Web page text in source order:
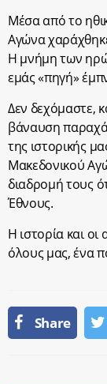
Μέσα από το
Αγώνα
Η μνήμη των
εμάς «πηγή»
Δεν δεχόμαστε,
βάναυση
της ιστορικής
Μακεδονικού
διαδρομή τους
Έθνους.
Η ιστορία και οι
όλους μας, ένα
Share